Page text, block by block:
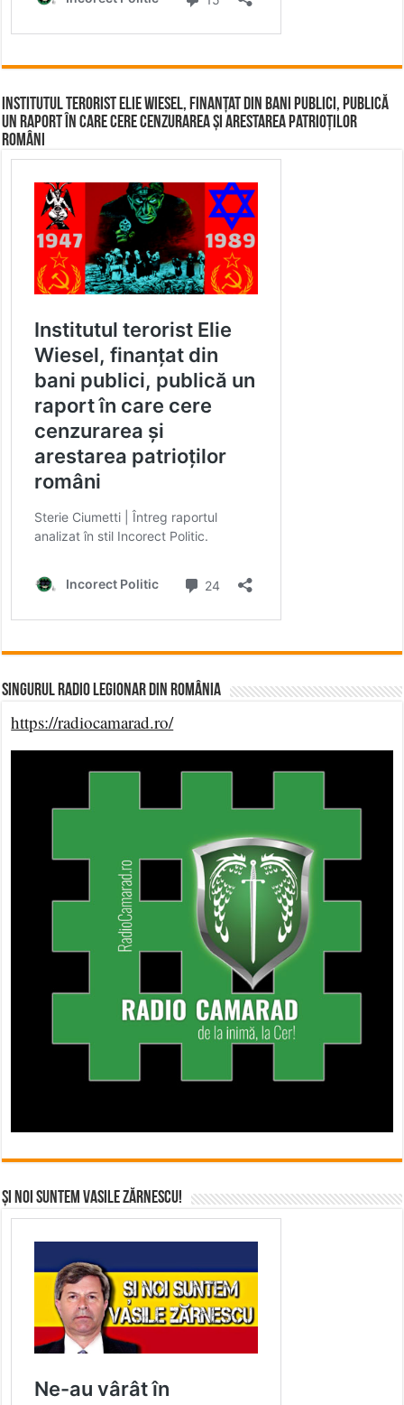
Institutul terorist Elie Wiesel, finanțat din bani publici, publică
un raport în care cere cenzurarea și arestarea patrioților
români
Singurul Radio Legionar din România
https://radiocamarad.ro/
Și noi suntem Vasile Zărnescu!